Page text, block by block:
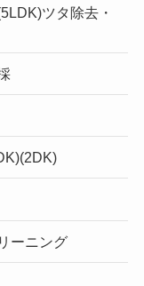
ツタ除去・
ーニング